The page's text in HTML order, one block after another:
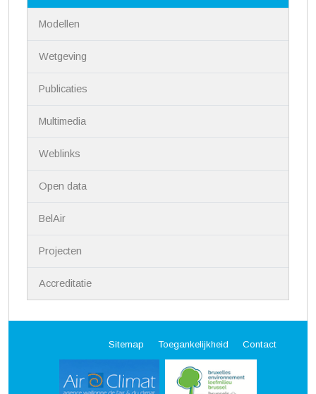
Modellen
Wetgeving
Publicaties
Multimedia
Weblinks
Open data
BelAir
Projecten
Accreditatie
Sitemap Toegankelijkheid Contact